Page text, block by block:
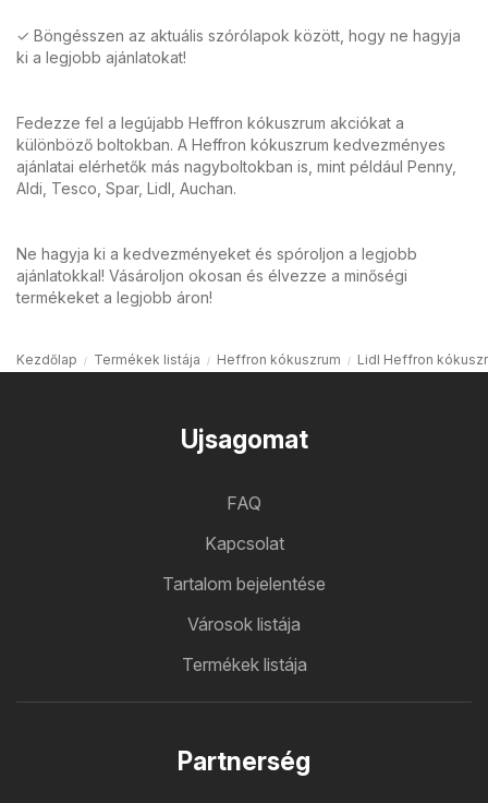
✓ Böngésszen az aktuális szórólapok között, hogy ne hagyja
ki a legjobb ajánlatokat!
Fedezze fel a legújabb Heffron kókuszrum akciókat a
különböző boltokban. A Heffron kókuszrum kedvezményes
ajánlatai elérhetők más nagyboltokban is, mint például Penny,
Aldi, Tesco, Spar, Lidl, Auchan.
Ne hagyja ki a kedvezményeket és spóroljon a legjobb
ajánlatokkal! Vásároljon okosan és élvezze a minőségi
termékeket a legjobb áron!
Kezdőlap Termékek listája Heffron kókuszrum Lidl Heffron
Ujsagomat
FAQ
Kapcsolat
Tartalom bejelentése
Városok listája
Termékek listája
Partnerség